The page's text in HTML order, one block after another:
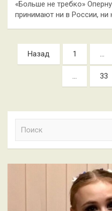
«Больше не требко»
принимают ни в России,
Пагинация
записей
Назад 1 …
… 33
к